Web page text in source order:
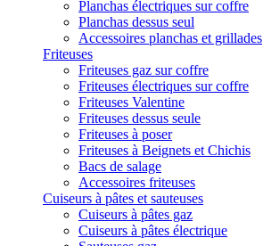
Planchas électriques sur coffre
Planchas dessus seul
Accessoires planchas et grillades
Friteuses
Friteuses gaz sur coffre
Friteuses électriques sur coffre
Friteuses Valentine
Friteuses dessus seule
Friteuses à poser
Friteuses à Beignets et Chichis
Bacs de salage
Accessoires friteuses
Cuiseurs à pâtes et sauteuses
Cuiseurs à pâtes gaz
Cuiseurs à pâtes électrique